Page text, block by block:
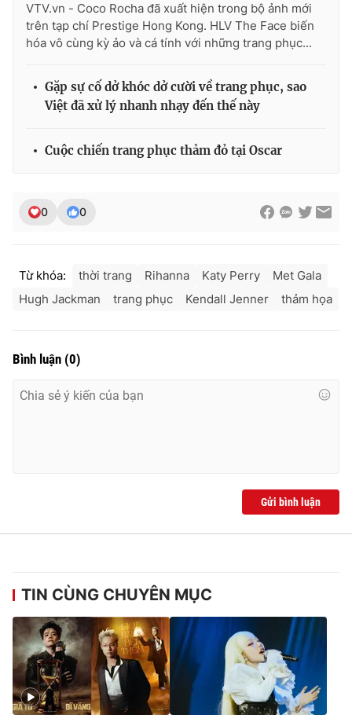
VTV.vn - Coco Rocha đã xuất hiện trong bộ ảnh mới
trên tạp chí Prestige Hong Kong. HLV The Face biến
hóa vô cùng kỳ ảo và cá tính với những trang phục...
Gặp sự cố dở khóc dở cười về trang phục, sao
Việt đã xử lý nhanh nhạy đến thế này
Cuộc chiến trang phục thảm đỏ tại Oscar
0 0
Từ khóa: thời trang Rihanna Katy Perry
Met Gala
Hugh Jackman
trang phục Kendall Jenner thảm họa
Bình luận (0)
Gửi bình luận
TIN CÙNG CHUYÊN MỤC